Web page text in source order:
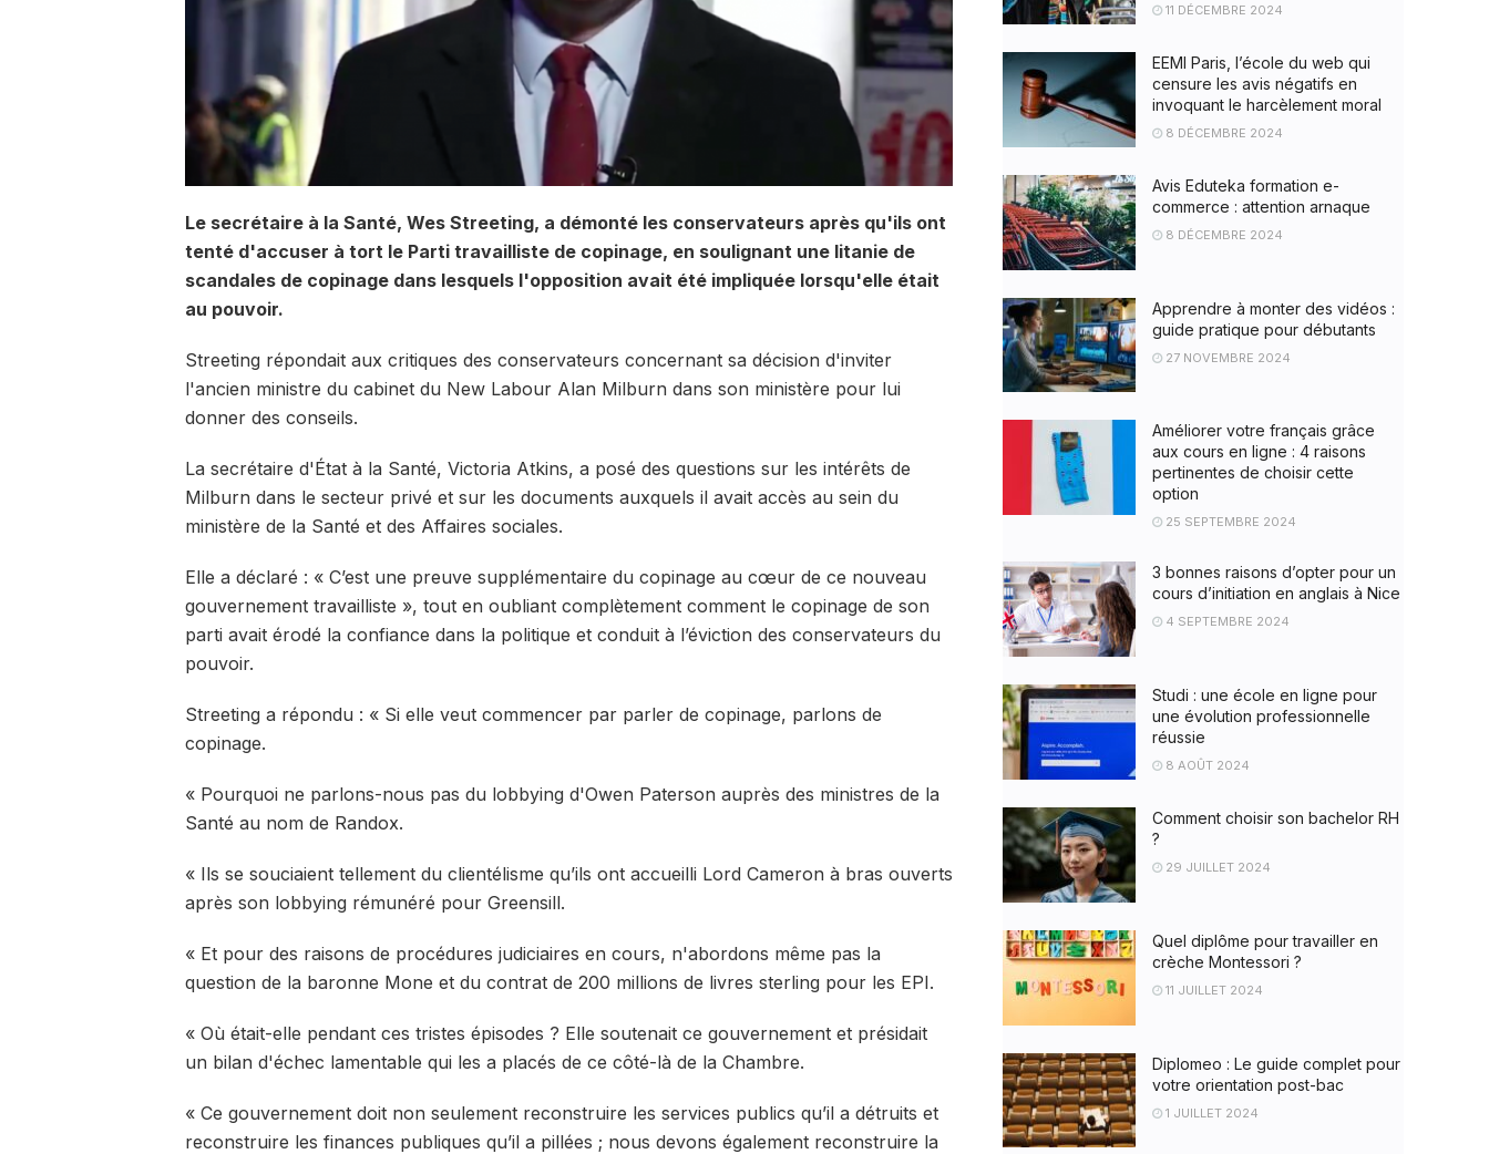
Le secrétaire à la Santé, Wes Streeting, a démonté les conservateurs après qu'ils ont
tenté d'accuser à tort le Parti travailliste de copinage, en soulignant une litanie de
scandales de copinage dans lesquels l'opposition avait été impliquée lorsqu'elle était
au pouvoir.
Streeting répondait aux critiques des conservateurs concernant sa décision d'inviter
l'ancien ministre du cabinet du New Labour Alan Milburn dans son ministère pour lui
donner des conseils.
La secrétaire d'État à la Santé, Victoria Atkins, a posé des questions sur les intérêts de
Milburn dans le secteur privé et sur les documents auxquels il avait accès au sein du
ministère de la Santé et des Affaires sociales.
Elle a déclaré : « C’est une preuve supplémentaire du copinage au cœur de ce nouveau
gouvernement travailliste », tout en oubliant complètement comment le copinage de son
parti avait érodé la confiance dans la politique et conduit à l’éviction des conservateurs du
pouvoir.
Streeting a répondu : « Si elle veut commencer par parler de copinage, parlons de
copinage.
« Pourquoi ne parlons-nous pas du lobbying d'Owen Paterson auprès des ministres de la
Santé au nom de Randox.
« Ils se souciaient tellement du clientélisme qu’ils ont accueilli Lord Cameron à bras ouverts
après son lobbying rémunéré pour Greensill.
« Et pour des raisons de procédures judiciaires en cours, n'abordons même pas la
question de la baronne Mone et du contrat de 200 millions de livres sterling pour les EPI.
« Où était-elle pendant ces tristes épisodes ? Elle soutenait ce gouvernement et présidait
un bilan d'échec lamentable qui les a placés de ce côté-là de la Chambre.
« Ce gouvernement doit non seulement reconstruire les services publics qu’il a détruits et
reconstruire les finances publiques qu’il a pillées ; nous devons également reconstruire la
11 DÉCEMBRE 2024
EEMI Paris, l’école du web qui
censure les avis négatifs en
invoquant le harcèlement moral
8 DÉCEMBRE 2024
Avis Eduteka formation e-
commerce : attention arnaque
8 DÉCEMBRE 2024
Apprendre à monter des vidéos :
guide pratique pour débutants
27 NOVEMBRE 2024
Améliorer votre français grâce
aux cours en ligne : 4 raisons
pertinentes de choisir cette
option
25 SEPTEMBRE 2024
3 bonnes raisons d’opter pour un
cours d’initiation en anglais à Nice
4 SEPTEMBRE 2024
Studi : une école en ligne pour
une évolution professionnelle
réussie
8 AOÛT 2024
Comment choisir son bachelor RH
?
29 JUILLET 2024
Quel diplôme pour travailler en
crèche Montessori ?
11 JUILLET 2024
Diplomeo : Le guide complet pour
votre orientation post-bac
1 JUILLET 2024